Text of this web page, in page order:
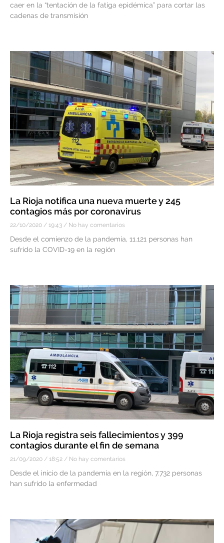
caer en la “tentación de la fatiga epidémica” para cortar las
cadenas de transmisión
La Rioja notifica una nueva muerte y 245
contagios más por coronavirus
22/10/2020 19:43 No hay comentarios
Desde el comienzo de la pandemia, 11.121 personas han
sufrido la COVID-19 en la región
La Rioja registra seis fallecimientos y 399
contagios durante el fin de semana
21/09/2020 18:52 No hay comentarios
Desde el inicio de la pandemia en la región, 7.732 personas
han sufrido la enfermedad